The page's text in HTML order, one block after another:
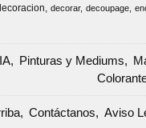
decorar decoupage
Pinturas y Mediums
Contáctanos Aviso